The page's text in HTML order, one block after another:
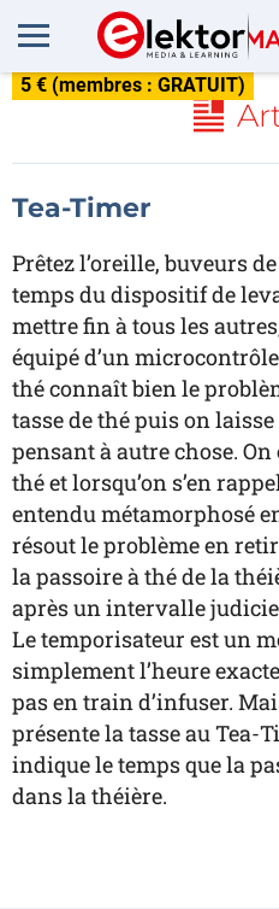
5 € (membres : GRATUIT)
Tea-Timer
Prêtez l’oreille, buveurs
temps du dispositif de
mettre fin à tous les
équipé d’un
thé connaît bien le
tasse de thé puis on
pensant à autre chose.
thé et lorsqu’on s’en
entendu métamorphosé
résout le problème en
la passoire à thé de la
après un intervalle
Le temporisateur est un
simplement l’heure
pas en train d’infuser.
présente la tasse au Tea-
indique le temps que la
dans la théière.